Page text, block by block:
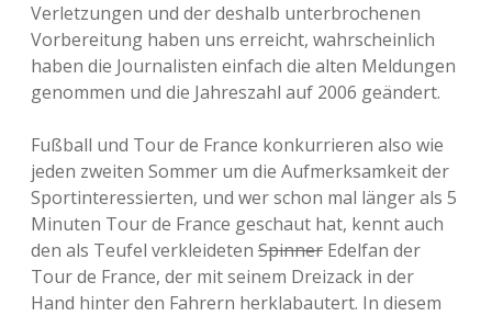
Verletzungen und der deshalb unterbrochenen
Vorbereitung haben uns erreicht, wahrscheinlich
haben die Journalisten einfach die alten Meldungen
genommen und die Jahreszahl auf 2006 geändert.
Fußball und Tour de France konkurrieren also wie
jeden zweiten Sommer um die Aufmerksamkeit der
Sportinteressierten, und wer schon mal länger als 5
Minuten Tour de France geschaut hat, kennt auch
den als Teufel verkleideten Spinner Edelfan der
Tour de France, der mit seinem Dreizack in der
Hand hinter den Fahrern herklabautert. In diesem